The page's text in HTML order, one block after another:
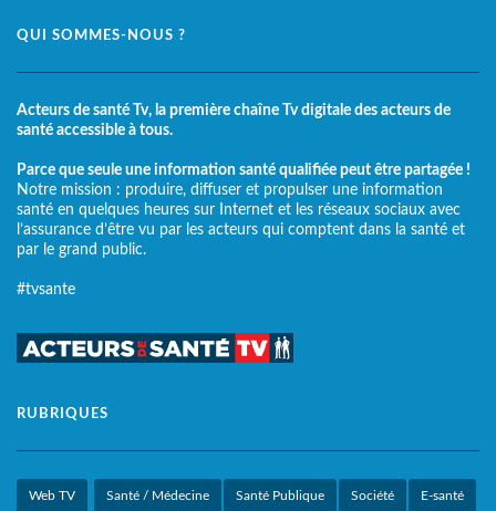
QUI SOMMES-NOUS ?
Acteurs de santé Tv, la première chaîne Tv digitale des acteurs de
santé accessible à tous.
Parce que seule une information santé qualifiée peut être partagée !
Notre mission : produire, diffuser et propulser une information
santé en quelques heures sur Internet et les réseaux sociaux avec
l’assurance d’être vu par les acteurs qui comptent dans la santé et
par le grand public.
#tvsante
RUBRIQUES
Web TV Santé / Médecine Santé Publique Société E-santé